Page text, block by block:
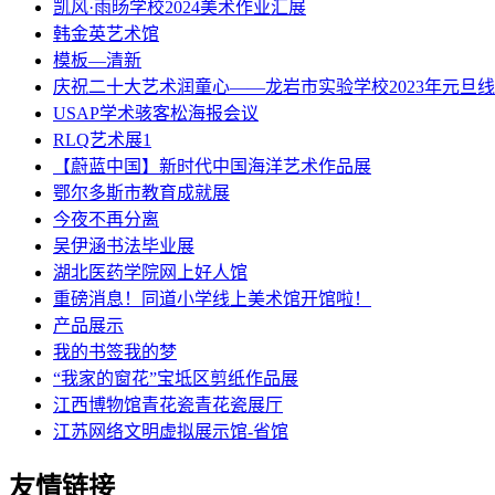
凯风·雨旸学校2024美术作业汇展
韩金英艺术馆
模板—清新
庆祝二十大艺术润童心——龙岩市实验学校2023年元旦
USAP学术骇客松海报会议
RLQ艺术展1
【蔚蓝中国】新时代中国海洋艺术作品展
鄂尔多斯市教育成就展
今夜不再分离
吴伊涵书法毕业展
湖北医药学院网上好人馆
重磅消息！同道小学线上美术馆开馆啦！
产品展示
我的书签我的梦
“我家的窗花”宝坻区剪纸作品展
江西博物馆青花瓷青花瓷展厅
江苏网络文明虚拟展示馆-省馆
友情链接